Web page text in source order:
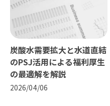
炭酸水需要拡大と水道直結
のPSJ活用による福利厚生
の最適解を解説
2026/04/06